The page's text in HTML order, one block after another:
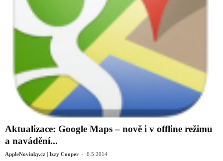
Aktualizace: Google Maps – nově i v offline režimu
a navádění...
AppleNovinky.cz | Izzy Cooper - 6.5.2014